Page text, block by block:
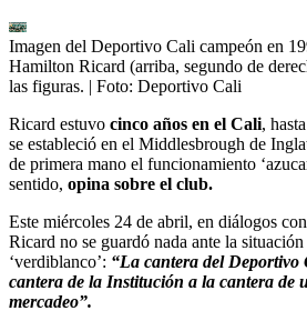
Imagen del Deportivo Cali campeón en
Hamilton Ricard (arriba, segundo de
las figuras. | Foto: Deportivo Cali
Ricard estuvo cinco años en el Cali,
se estableció en el Middlesbrough de
de primera mano el funcionamiento
sentido, opina sobre el club.
Este miércoles 24 de abril, en diálogos
Ricard no se guardó nada ante la
‘verdiblanco’: “La cantera del Deportivo
cantera de la Institución a la cantera de
mercadeo”.